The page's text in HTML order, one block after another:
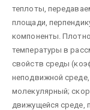
теплоты,
площади,
компоненты.
температуры в
свойств среды
неподвижной
молекулярный;
движущейся среде,